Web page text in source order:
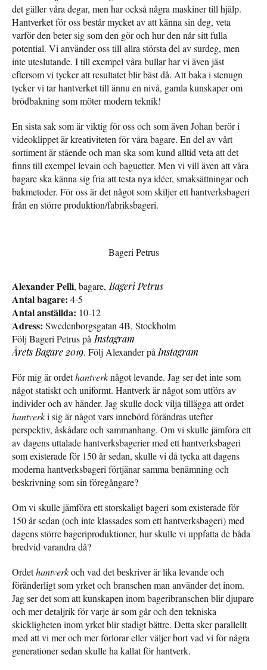
det gäller våra degar, men har också några maskiner till hjälp.
Hantverket för oss består mycket av att känna sin deg, veta
varför den beter sig som den gör och hur den når sitt fulla
potential. Vi använder oss till allra största del av surdeg, men
inte uteslutande. I till exempel våra bullar har vi även jäst
eftersom vi tycker att resultatet blir bäst då. Att baka i stenugn
tycker vi tar hantverket till ännu en nivå, gamla kunskaper om
brödbakning som möter modern teknik!
En sista sak som är viktig för oss och som även Johan berör i
videoklippet är kreativiteten för våra bagare. En del av vårt
sortiment är stående och man ska som kund alltid veta att det
finns till exempel levain och baguetter. Men vi vill även att våra
bagare ska känna sig fria att testa nya idéer, smaksättningar och
bakmetoder. För oss är det något som skiljer ett hantverksbageri
från en större produktion/fabriksbageri.
Bageri Petrus
Alexander Pelli, bagare,Bageri Petrus
Antal bagare: 4-5
Antal anställda: 10-12
Adress: Swedenborgsgatan 4B, Stockholm
Följ Bageri Petrus påInstagram
Årets Bagare 2019. Följ Alexander påInstagram
För mig är ordethantverknågot levande. Jag ser det inte som
något statiskt och uniformt. Hantverk är något som utförs av
individer och av händer. Jag skulle dock vilja tillägga att ordet
hantverki sig är något vars innebörd förändras utefter
perspektiv, åskådare och sammanhang. Om vi skulle jämföra ett
av dagens uttalade hantverksbagerier med ett hantverksbageri
som existerade för 150 år sedan, skulle vi då tycka att dagens
moderna hantverksbageri förtjänar samma benämning och
beskrivning som sin föregångare?
Om vi skulle jämföra ett storskaligt bageri som existerade för
150 år sedan (och inte klassades som ett hantverksbageri) med
dagens större bageriproduktioner, hur skulle vi uppfatta de båda
bredvid varandra då?
Ordethantverkoch vad det beskriver är lika levande och
föränderligt som yrket och branschen man använder det inom.
Jag ser det som att kunskapen inom bageribranschen blir djupare
och mer detaljrik för varje år som går och den tekniska
skickligheten inom yrket blir stadigt bättre. Detta sker parallellt
med att vi mer och mer förlorar eller väljer bort vad vi för några
generationer sedan skulle ha kallat för hantverk.